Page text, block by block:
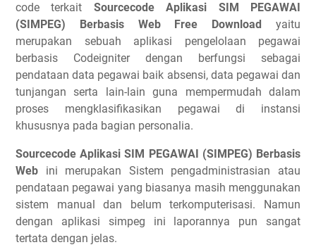
code terkait Sourcecode Aplikasi SIM PEGAWAI
(SIMPEG) Berbasis Web Free Download
yaitu
merupakan sebuah aplikasi pengelolaan pegawai
berbasis Codeigniter dengan berfungsi sebagai
pendataan data pegawai baik absensi, data pegawai dan
tunjangan serta lain-lain guna mempermudah dalam
proses mengklasifikasikan pegawai di instansi
khususnya pada bagian personalia.
Sourcecode Aplikasi SIM PEGAWAI (SIMPEG) Berbasis
Web ini merupakan Sistem pengadministrasian atau
pendataan pegawai yang biasanya masih menggunakan
sistem manual dan belum terkomputerisasi. Namun
dengan aplikasi simpeg ini laporannya pun sangat
tertata dengan jelas.